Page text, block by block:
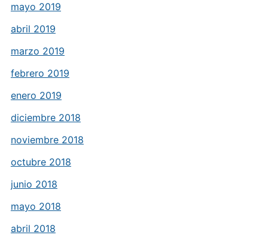
mayo 2019
abril 2019
marzo 2019
febrero 2019
enero 2019
diciembre 2018
noviembre 2018
octubre 2018
junio 2018
mayo 2018
abril 2018